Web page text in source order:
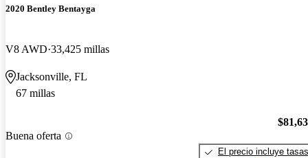
2020 Bentley Bentayga
V8 AWD 33,425 millas
Jacksonville, FL
67 millas
Buena oferta
El precio incluye tasas